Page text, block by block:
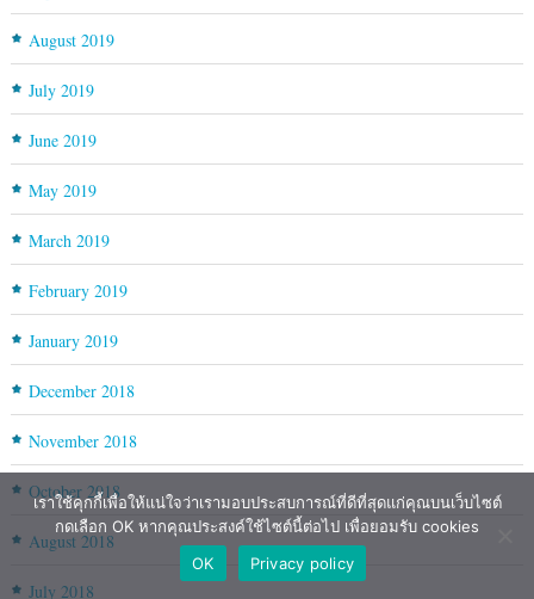
August 2019
July 2019
June 2019
May 2019
March 2019
February 2019
January 2019
December 2018
November 2018
October 2018
August 2018
July 2018
เราใช้คุกกี้เพื่อให้แน่ใจว่าเรามอบประสบการณ์ที่ดีที่สุดแก่คุณบนเว็บไซต์
กดเลือก OK หากคุณประสงค์ใช้ไซต์นี้ต่อไป เพื่อยอมรับ cookies
OK
Privacy policy